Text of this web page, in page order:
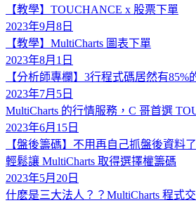
【教學】TOUCHANCE x 股票下單
2023年9月8日
【教學】MultiCharts 圖表下單
2023年8月1日
【分析師專欄】3行程式碼居然有85%
2023年7月5日
MultiCharts 的行情服務，C 哥首選
2023年6月15日
【盤後籌碼】不用再自己抓盤後資料
輕鬆讓 MultiCharts 取得選擇權籌碼
2023年5月20日
什麽是三大法人？？MultiCharts 程式